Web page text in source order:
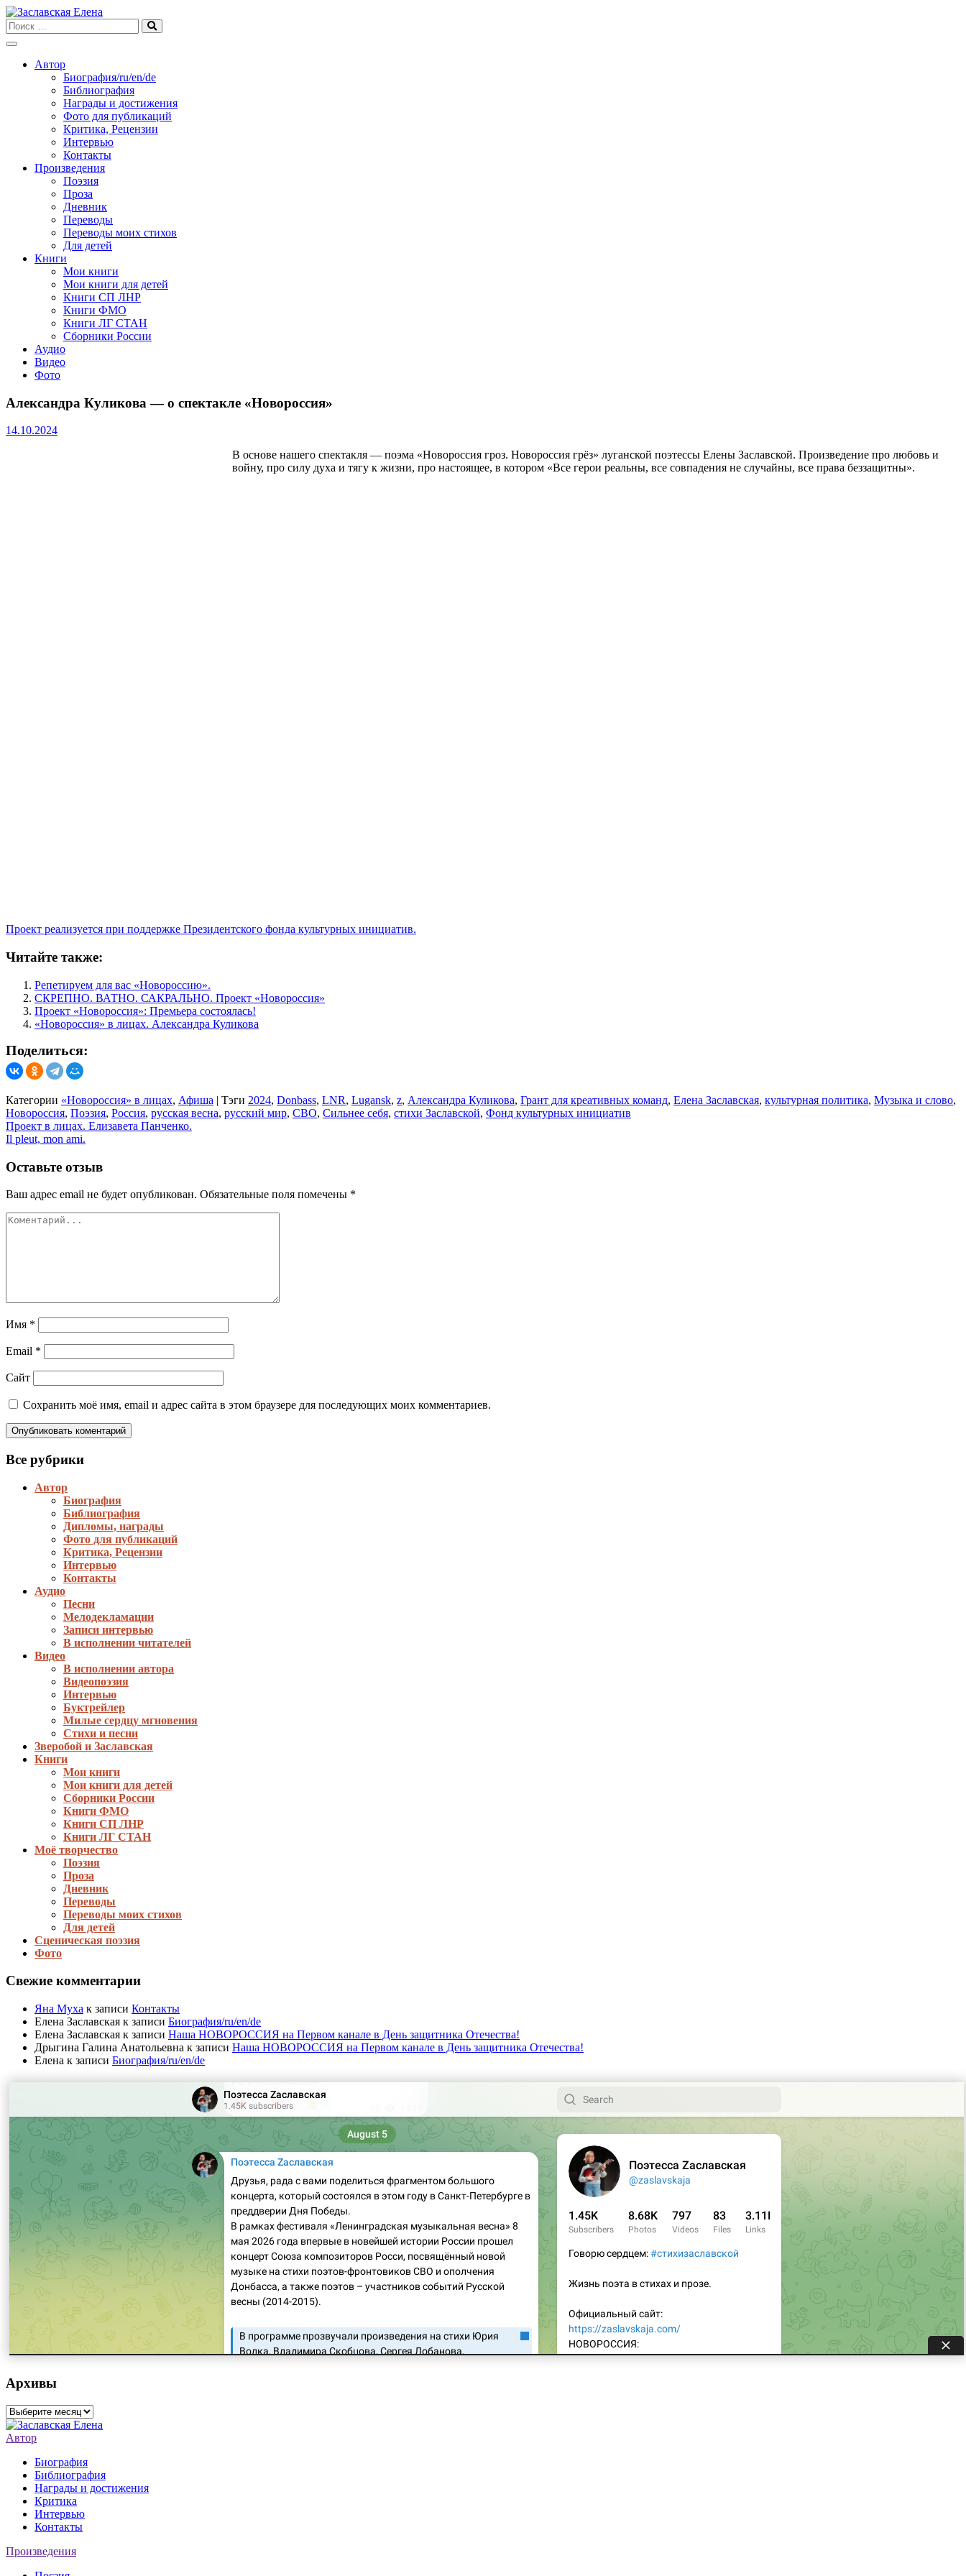
Skip
to
content
Автор
Биография/ru/en/de
Библиография
Награды и достижения
Фото для публикаций
Критика, Рецензии
Интервью
Контакты
Произведения
Поэзия
Проза
Дневник
Переводы
Переводы моих стихов
Для детей
Книги
Мои книги
Мои книги для детей
Книги СП ЛНР
Книги ФМО
Книги ЛГ СТАН
Сборники России
Аудио
Видео
Фото
Александра Куликова — о спектакле «Новороссия»
14.10.2024
В основе нашего спектакля — поэма «Новороссия гроз. Новороссия грёз» луганской поэтессы Елены Заславской. Произведение про любовь и
войну, про силу духа и тягу к жизни, про настоящее, в котором «Все герои реальны, все совпадения не случайны, все права беззащитны».
Проект реализуется при поддержке Президентского фонда культурных инициатив.
Читайте также:
Репетируем для вас «Новороссию».
СКРЕПНО. ВАТНО. САКРАЛЬНО. Проект «Новороссия»
Проект «Новороссия»: Премьера состоялась!
«Новороссия» в лицах. Александра Куликова
Поделиться:
Категории «Новороссия» в лицах, Афиша | Тэги 2024, Donbass, LNR, Lugansk, z, Александра Куликова, Грант для креативных команд, Елена Заславская, культурная политика, Музыка и слово,
Новороссия, Поэзия, Россия, русская весна, русский мир, СВО, Сильнее себя, стихи Заславской, Фонд культурных инициатив
Навигация
по
записям
Проект в лицах. Елизавета Панченко.
Il pleut, mon ami.
Оставьте отзыв
Ваш адрес email не будет опубликован. Обязательные поля помечены *
Имя *
Email *
Сайт
Сохранить моё имя, email и адрес сайта в этом браузере для последующих моих комментариев.
Все рубрики
Автор
Биография
Библиография
Дипломы, награды
Фото для публикаций
Критика, Рецензии
Интервью
Контакты
Аудио
Песни
Мелодекламации
Записи интервью
В исполнении читателей
Видео
В исполнении автора
Видеопоэзия
Интервью
Буктрейлер
Милые сердцу мгновения
Стихи и песни
Зверобой и Заславская
Книги
Мои книги
Мои книги для детей
Сборники России
Книги ФМО
Книги СП ЛНР
Книги ЛГ СТАН
Моё творчество
Поэзия
Проза
Дневник
Переводы
Переводы моих стихов
Для детей
Сценическая поэзия
Фото
Свежие комментарии
Яна Муха к записи Контакты
Елена Заславская к записи Биография/ru/en/de
Елена Заславская к записи Наша НОВОРОССИЯ на Первом канале в День защитника Отечества!
Дрыгина Галина Анатольевна к записи Наша НОВОРОССИЯ на Первом канале в День защитника Отечества!
Елена к записи Биография/ru/en/de
Архивы
Архивы
Автор
Биография
Библиография
Награды и достижения
Критика
Интервью
Контакты
Произведения